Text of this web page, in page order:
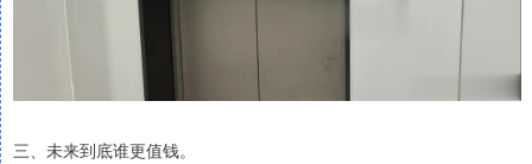
三、未来到底谁更值钱。